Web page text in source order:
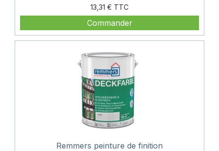
13,31 €
Prix
Commander
Remmers peinture de finition